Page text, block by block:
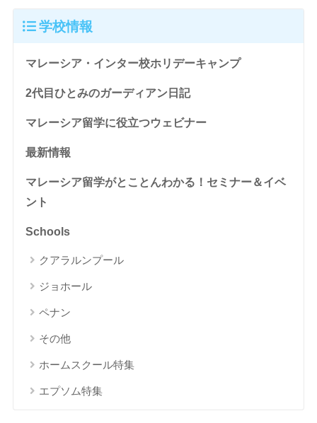
学校情報
マレーシア・インター校ホリデーキャンプ
2代目ひとみのガーディアン日記
マレーシア留学に役立つウェビナー
最新情報
マレーシア留学がとことんわかる！セミナー＆イベ
ント
Schools
クアラルンプール
ジョホール
ペナン
その他
ホームスクール特集
エプソム特集